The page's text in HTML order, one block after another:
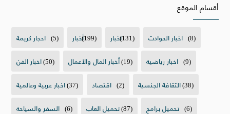
أقسام الموقع
احجار كريمة (5) أخبار(199) اخبار(131) اخبار الحوادث (8)
اخبار الفن(50) أخبار المال والأعمال(19) اخبار رياضية (9)
اخبار عربية وعالمية(37) اقتصاد (2) الثقافة الجنسية(38)
السفر والسياحة (6) تحميل العاب(87) تحميل برامج (6)